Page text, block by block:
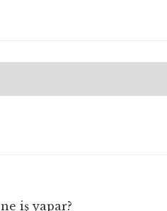
iş yapar?